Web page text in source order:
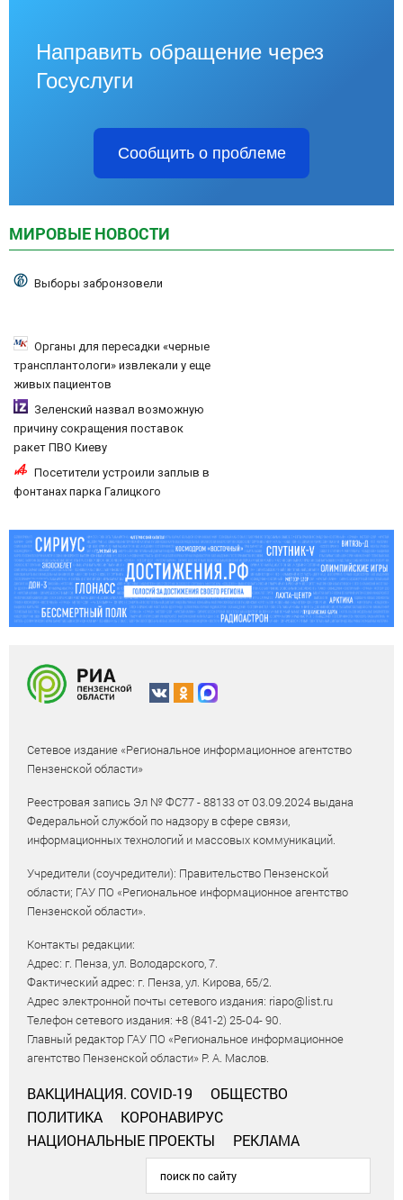
Направить обращение через
Госуслуги
Сообщить о проблеме
МИРОВЫЕ НОВОСТИ
Выборы забронзовели
Органы для пересадки «черные
трансплантологи» извлекали у еще
живых пациентов
Зеленский назвал возможную
причину сокращения поставок
ракет ПВО Киеву
Посетители устроили заплыв в
фонтанах парка Галицкого
Сетевое издание «Региональное информационное агентство
Пензенской области»
Реестровая запись Эл № ФС77 - 88133 от 03.09.2024 выдана
Федеральной службой по надзору в сфере связи,
информационных технологий и массовых коммуникаций.
Учредители (соучредители): Правительство Пензенской
области; ГАУ ПО «Региональное информационное агентство
Пензенской области».
Контакты редакции:
Адрес: г. Пенза, ул. Володарского, 7.
Фактический адрес: г. Пенза, ул. Кирова, 65/2.
Адрес электронной почты сетевого издания: riapo@list.ru
Телефон сетевого издания: +8 (841-2) 25-04- 90.
Главный редактор ГАУ ПО «Региональное информационное
агентство Пензенской области» Р. А. Маслов.
ВАКЦИНАЦИЯ. COVID-19
ОБЩЕСТВО
ПОЛИТИКА
КОРОНАВИРУС
НАЦИОНАЛЬНЫЕ ПРОЕКТЫ
РЕКЛАМА